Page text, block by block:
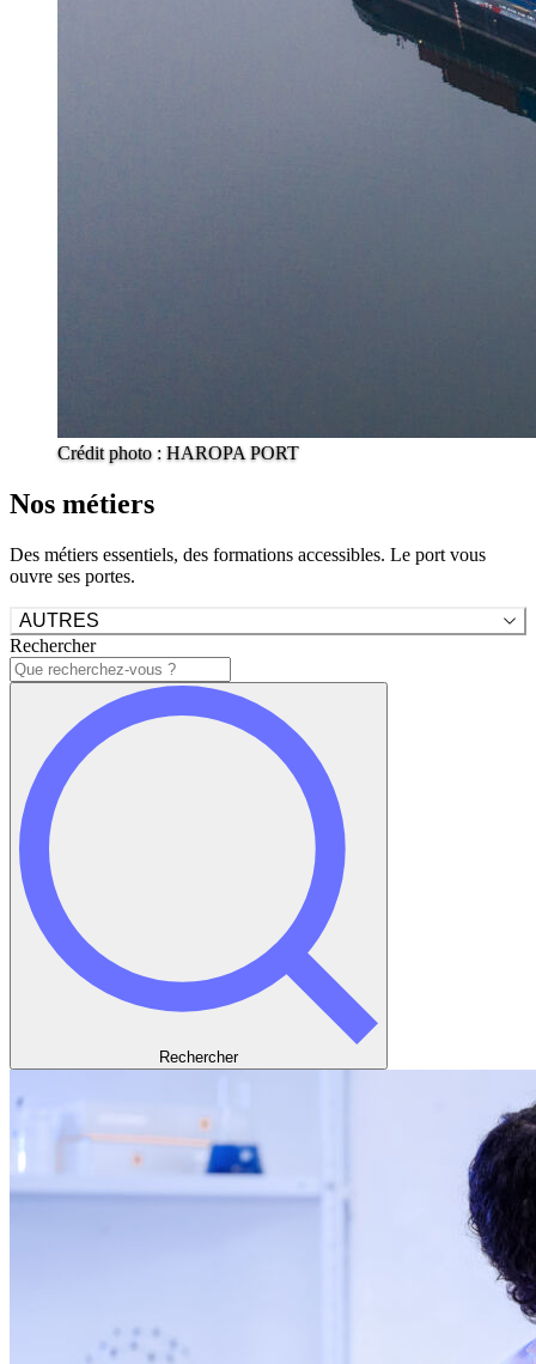
Crédit photo : HAROPA PORT
Nos métiers
Des métiers essentiels, des formations accessibles. Le port vous
ouvre ses portes.
AUTRES
Rechercher
Rechercher